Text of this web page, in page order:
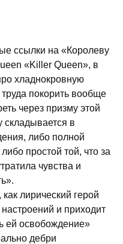
ссылки на «Королеву
«Killer Queen», в
хладнокровную
труда покорить вообще
через призму этой
складывается в
либо полной
простой той, что за
чувства и
лирический герой
и приходит
ей освобождение»
дебри